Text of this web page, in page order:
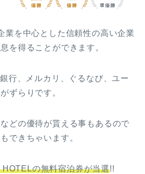
業を中心とした信頼性の高い企業
を得ることができます。
行、メルカリ、ぐるなび、ユー
ずらりです。
どの優待が貰える事もあるので
できちゃいます。
HOTELの無料宿泊券が当選!!